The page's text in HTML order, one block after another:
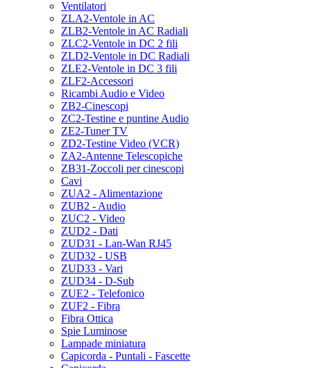
Ventilatori
ZLA2-Ventole in AC
ZLB2-Ventole in AC Radiali
ZLC2-Ventole in DC 2 fili
ZLD2-Ventole in DC Radiali
ZLE2-Ventole in DC 3 fili
ZLF2-Accessori
Ricambi Audio e Video
ZB2-Cinescopi
ZC2-Testine e puntine Audio
ZE2-Tuner TV
ZD2-Testine Video (VCR)
ZA2-Antenne Telescopiche
ZB31-Zoccoli per cinescopi
Cavi
ZUA2 - Alimentazione
ZUB2 - Audio
ZUC2 - Video
ZUD2 - Dati
ZUD31 - Lan-Wan RJ45
ZUD32 - USB
ZUD33 - Vari
ZUD34 - D-Sub
ZUE2 - Telefonico
ZUF2 - Fibra
Fibra Ottica
Spie Luminose
Lampade miniatura
Capicorda - Puntali - Fascette